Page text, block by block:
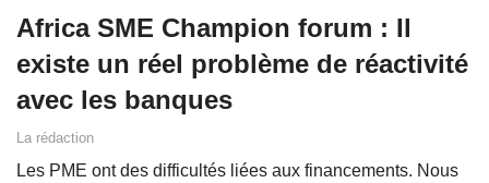
Africa SME Champion forum : Il
existe un réel problème de réactivité
avec les banques
La rédaction
Les PME ont des difficultés liées aux financements. Nous